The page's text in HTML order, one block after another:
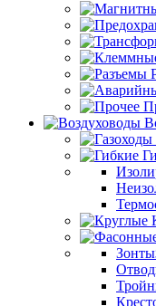
Зонты